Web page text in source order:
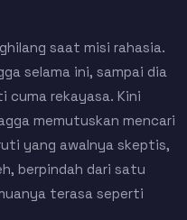
saat misi rahasia.
selama ini, sampai dia
cuma rekayasa. Kini
memutuskan mencari
yang awalnya skeptis,
berpindah dari satu
terasa seperti